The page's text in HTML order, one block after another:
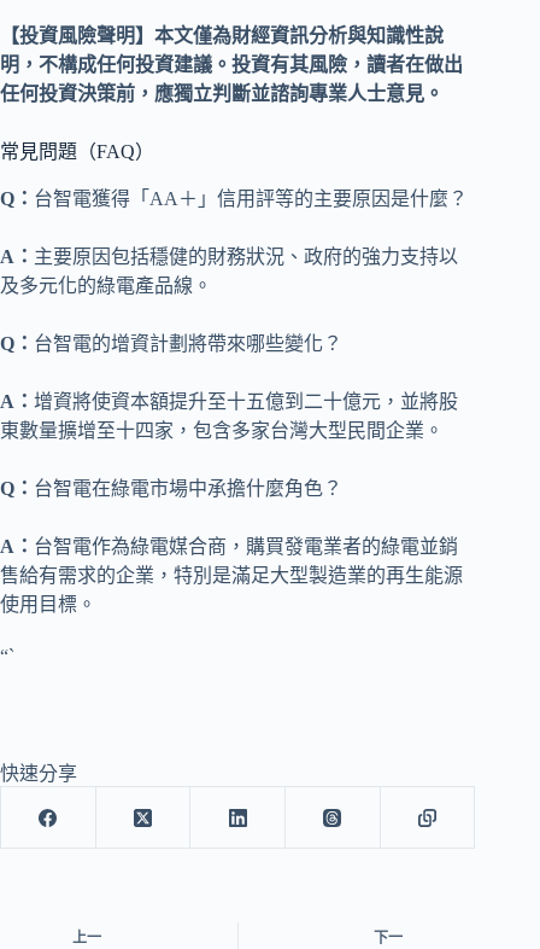
【投資風險聲明】本文僅為財經資訊分析與知識性說
明，不構成任何投資建議。投資有其風險，讀者在做出
任何投資決策前，應獨立判斷並諮詢專業人士意見。
常見問題（FAQ）
Q： 台智電獲得「AA＋」信用評等的主要原因是什麼？
A： 主要原因包括穩健的財務狀況、政府的強力支持以
及多元化的綠電產品線。
Q： 台智電的增資計劃將帶來哪些變化？
A： 增資將使資本額提升至十五億到二十億元，並將股
東數量擴增至十四家，包含多家台灣大型民間企業。
Q： 台智電在綠電市場中承擔什麼角色？
A： 台智電作為綠電媒合商，購買發電業者的綠電並銷
售給有需求的企業，特別是滿足大型製造業的再生能源
使用目標。
“`
快速分享
上一 下一